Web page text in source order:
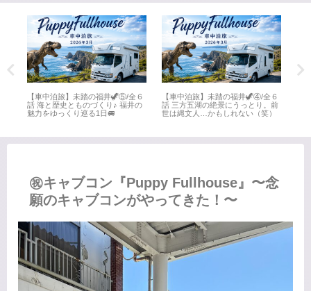
【車中泊旅】未踏の福井🦖⑤/全６
話 海と歴史とものづくり♪ 福井の
魅力をゆっくり巡る1日🚐
【車中泊旅】未踏の福井🦖④/全６
話 三方五湖の絶景にうっとり。前
世は縄文人…かもしれない（笑）
㊗️キャブコン『Puppy Fullhouse』〜念
願のキャブコンがやってきた！〜